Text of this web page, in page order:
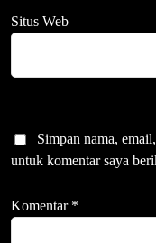
Situs Web
Simpan nama,
untuk komentar saya
Komentar *